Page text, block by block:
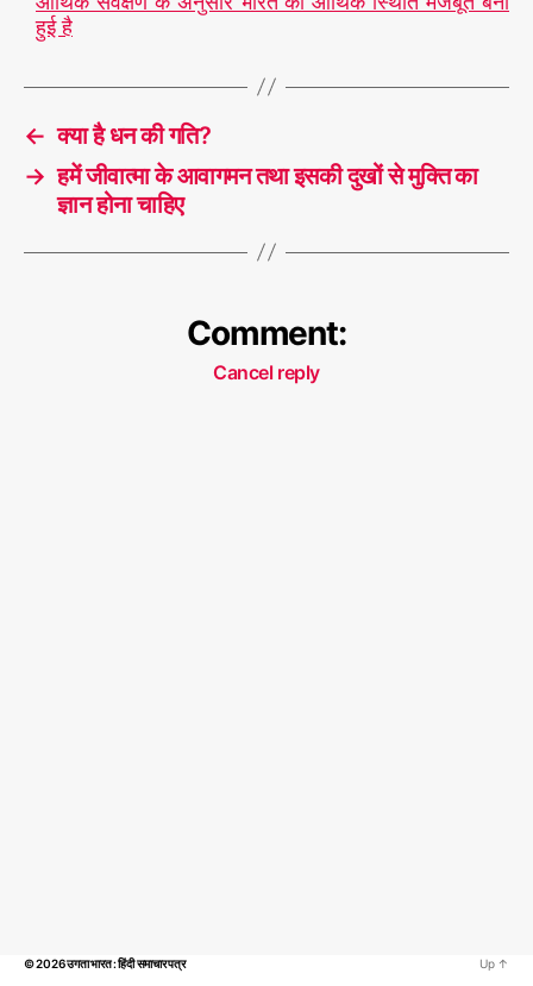
हुई है
← क्या है धन की गति?
→ हमें जीवात्मा के आवागमन तथा इसकी दुखों से मुक्ति का
ज्ञान होना चाहिए
Comment:
Cancel reply
© 2026उगता भारत : हिंदी समाचार पत्र Up ↑